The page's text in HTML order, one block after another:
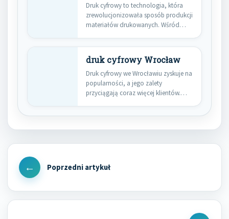
Druk cyfrowy to technologia, która
zrewolucjonizowała sposób produkcji
materiałów drukowanych. Wśród
druk cyfrowy Wrocław
Druk cyfrowy we Wrocławiu zyskuje na
popularności, a jego zalety
przyciągają coraz więcej klientów.
Nawigacja
wpisu
Previous